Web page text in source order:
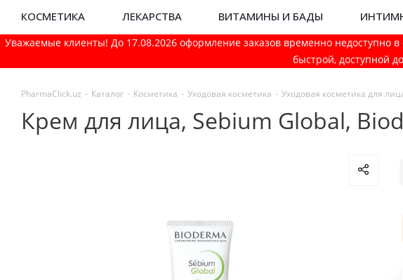
КОСМЕТИКА ЛЕКАРСТВА ВИТАМИНЫ И БАДЫ
Уважаемые клиенты! До 17.08.2026 оформление заказов временно
быстрой, доступной
PharmaСlick.uz - Каталог - Косметика - Уходовая косметика - Уходовая косметика для
Крем для лица, Sebium Global,